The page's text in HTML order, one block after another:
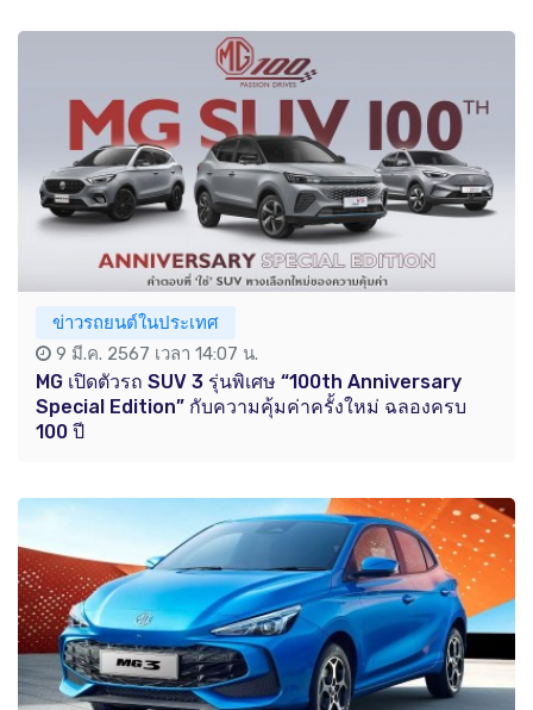
ข่าวรถยนต์ในประเทศ
9 มี.ค. 2567 เวลา 14:07 น.
MG เปิดตัวรถ SUV 3 รุ่นพิเศษ “100th Anniversary
Special Edition” กับความคุ้มค่าครั้งใหม่ ฉลองครบ
100 ปี